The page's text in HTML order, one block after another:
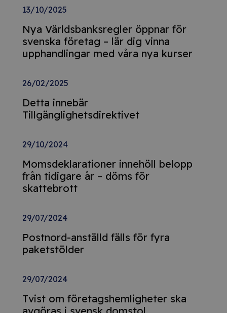
13/10/2025
Nya Världsbanksregler öppnar för
svenska företag – lär dig vinna
upphandlingar med våra nya kurser
26/02/2025
Detta innebär
Tillgänglighetsdirektivet
29/10/2024
Momsdeklarationer innehöll belopp
från tidigare år – döms för
skattebrott
29/07/2024
Postnord-anställd fälls för fyra
paketstölder
29/07/2024
Tvist om företagshemligheter ska